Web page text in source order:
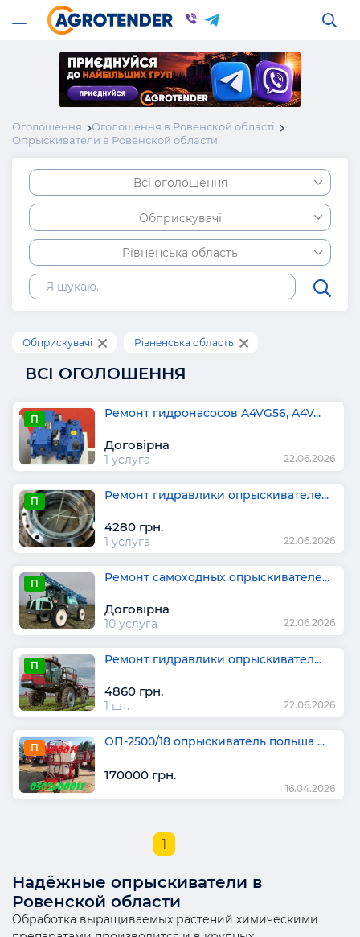
Оголошення
Оголошення в Ровенской області
Опрыскиватели в Ровенской области
Всі оголошення
Обприскувачі
Рівненська область
Обприскувачі Рівненська область
ВСІ ОГОЛОШЕННЯ
П Ремонт гидронасосов A4VG56, A4V...
Договірна
1 услуга 22.06.2026
П Ремонт гидравлики опрыскивателе...
4280 грн.
1 услуга 22.06.2026
П Ремонт самоходных опрыскивателе...
Договірна
10 услуга 22.06.2026
П Ремонт гидравлики опрыскивател...
4860 грн.
1 шт. 22.06.2026
П ОП-2500/18 опрыскиватель польша ...
170000 грн.
16.04.2026
1
Надёжные опрыскиватели в
Ровенской области
Обработка выращиваемых растений химическими